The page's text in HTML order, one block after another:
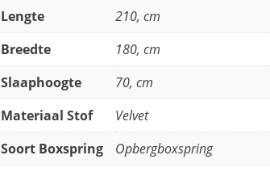
Lengte
210, cm
Breedte
180, cm
Slaaphoogte
70, cm
Materiaal Stof
Velvet
Soort Boxspring
Opbergboxspring